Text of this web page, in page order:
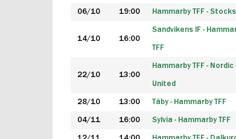
06/10 19:00 Hammarby TFF -
14/10 16:00
Sandvikens IF -
TFF
22/10 13:00
Hammarby TFF - Nordic
United
28/10 13:00 Täby - Hammarby TFF
04/11 16:00 Sylvia - Hammarby TFF